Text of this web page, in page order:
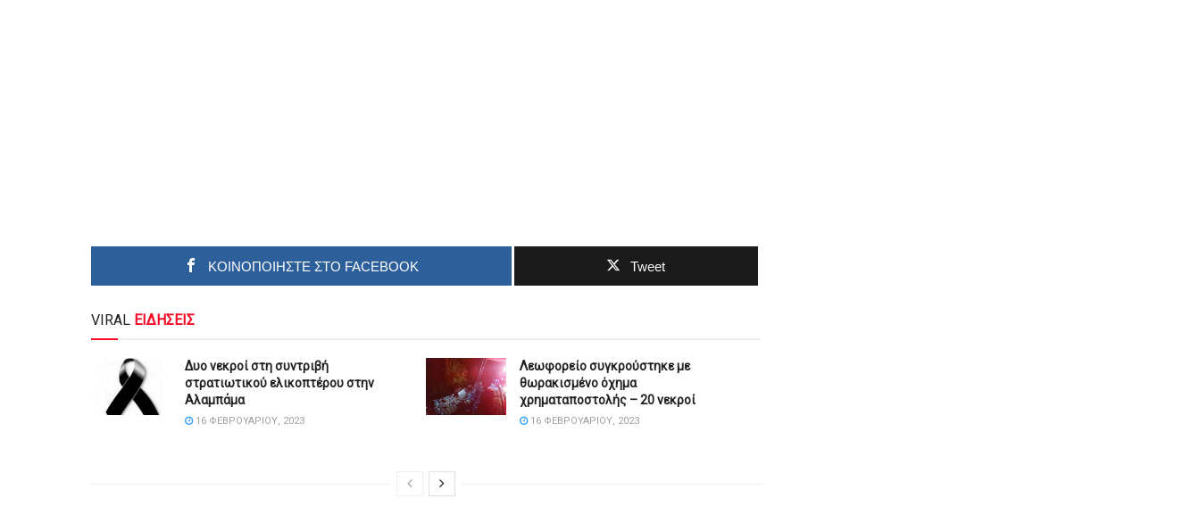
ΚΟΙΝΟΠΟΙΗΣΤΕ ΣΤΟ FACEBOOK Tweet
VIRAL ΕΙΔΗΣΕΙΣ
Δυο νεκροί στη συντριβή
στρατιωτικού ελικοπτέρου στην
Αλαμπάμα
16 ΦΕΒΡΟΥΑΡΊΟΥ, 2023
Λεωφορείο συγκρούστηκε με
θωρακισμένο όχημα
χρηματαποστολής – 20 νεκροί
16 ΦΕΒΡΟΥΑΡΊΟΥ, 2023